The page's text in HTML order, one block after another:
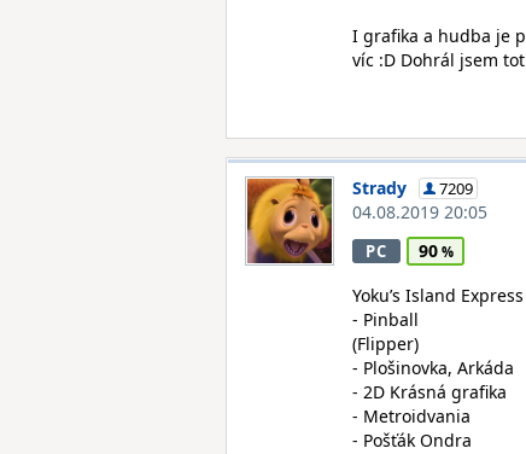
I grafika a hudba je
víc :D Dohrál jsem
Strady 7209
04.08.2019 20:05
PC
90
Yoku’s Island
- Pinball
(Flipper)
- Plošinovka, Arkáda
- 2D Krásná grafika
- Metroidvania
- Pošťák Ondra